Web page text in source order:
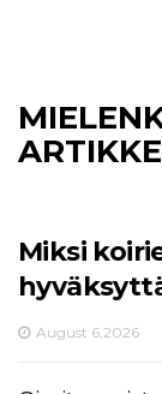
Miksi
August 6,2026